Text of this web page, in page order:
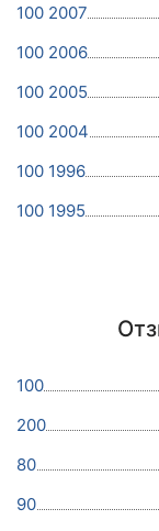
100 2007
100 2006
100 2005
100 2004
100 1996
100 1995
100
200
80
90